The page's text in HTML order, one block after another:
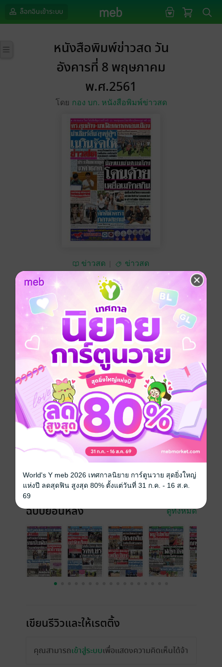
ล็อกอินเข้าระบบ
หนังสือพิมพ์ข่าวสด วัน
อังคารที่ 8 พฤษภาคม
พ.ศ.2561
โดย กอง บก. หนังสือพิมพ์ข่าวสด
ข่าวสด ข่าวสด
ซื้อ 10 บาท
No Rating
อยากได้ ซื้อเป็นของขวัญ ติดตาม แชร์
หนังสือพิมพ์ข่าวสด วันอังคารที่ 8 พฤษภาคม พ.ศ.2561
ประเภทไฟล์ pdf
08 พฤษภาคม 2561
24 หน้า
ราคาปก 10 บาท
ฉบับย้อนหลัง ดูทั้งหมด
เขียนรีวิวและให้เรตติ้ง
คุณสามารถเข้าสู่ระบบเพื่อแสดงความคิดเห็นได้จ้า
World's Y meb 2026 เทศกาลนิยาย การ์ตูนวาย สุดยิ่งใหญ่
แห่งปี ลดสุดฟิน สูงสุด 80% ตั้งแต่วันที่ 31 ก.ค. - 16 ส.ค.
69